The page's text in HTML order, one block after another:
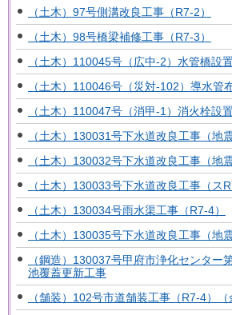
（土木）97号側溝改良工事（R7-2）
（土木）98号橋梁補修工事（R7-3）
（土木）110045号（広中-2）水管橋設
（土木）110046号（災対-102）導水管
（土木）110047号（消甲-1）消火栓設
（土木）130031号下水道改良工事（地
（土木）130032号下水道改良工事（地
（土木）130033号下水道改良工事（ス
（土木）130034号雨水渠工事（R7-4）
（土木）130035号下水道改良工事（地
（鋼造）130037号甲府市浄化センター
池覆蓋更新工事
（舗装）102号市道舗装工事（R7-4）（